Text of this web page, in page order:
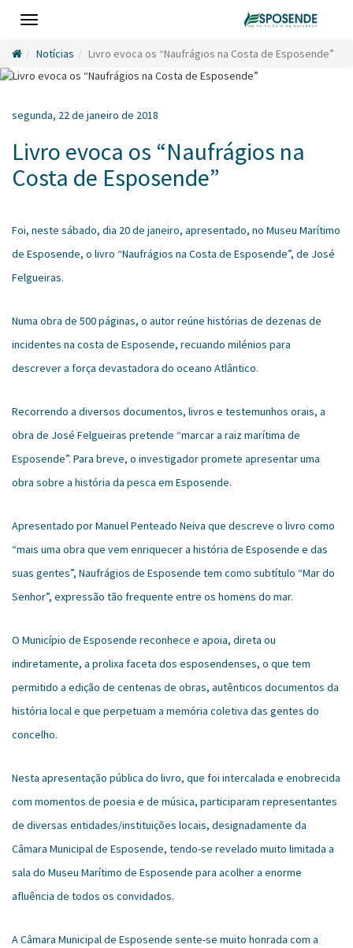
Toggle
Notícias
Livro evoca os “Naufrágios na Costa de Esposende”
segunda, 22 de janeiro de 2018
Livro evoca os “Naufrágios na
Costa de Esposende”
Foi, neste sábado, dia 20 de janeiro, apresentado, no Museu Marítimo
de Esposende, o livro “Naufrágios na Costa de Esposende”, de José
Felgueiras.
Numa obra de 500 páginas, o autor reúne histórias de dezenas de
incidentes na costa de Esposende, recuando milénios para
descrever a força devastadora do oceano Atlântico.
Recorrendo a diversos documentos, livros e testemunhos orais, a
obra de José Felgueiras pretende “marcar a raiz marítima de
Esposende”. Para breve, o investigador promete apresentar uma
obra sobre a história da pesca em Esposende.
Apresentado por Manuel Penteado Neiva que descreve o livro como
“mais uma obra que vem enriquecer a história de Esposende e das
suas gentes”, Naufrágios de Esposende tem como subtítulo “Mar do
Senhor”, expressão tão frequente entre os homens do mar.
O Município de Esposende reconhece e apoia, direta ou
indiretamente, a prolixa faceta dos esposendenses, o que tem
permitido a edição de centenas de obras, autênticos documentos da
história local e que perpetuam a memória coletiva das gentes do
concelho.
Nesta apresentação pública do livro, que foi intercalada e enobrecida
com momentos de poesia e de música, participaram representantes
de diversas entidades/instituições locais, designadamente da
Câmara Municipal de Esposende, tendo-se revelado muito limitada a
sala do Museu Marítimo de Esposende para acolher a enorme
afluência de todos os convidados.
A Câmara Municipal de Esposende sente-se muito honrada com a